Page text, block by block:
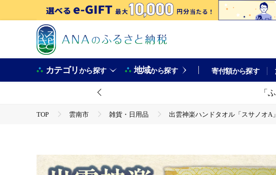
カテゴリから探す 地域から探す 寄付額から探す
「
TOP 雲南市 雑貨・日用品 出雲神楽ハンドタオル「スサノオ